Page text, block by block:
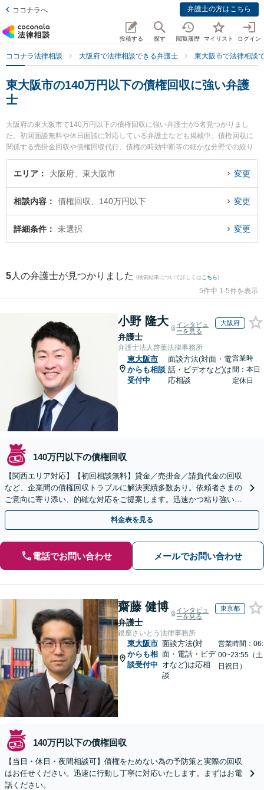
ココナラへ 弁護士の方はこちら
投稿する 探す 閲覧履歴 マイリスト ログイン
ココナラ法律相談 大阪府で法律相談できる弁護士 東大阪市で法律相談
東大阪市の140万円以下の債権回収に強い弁護
士
大阪府の東大阪市で140万円以下の債権回収に強い弁護士が5名見つかりまし
た。初回面談無料や休日面談に対応している弁護士なども掲載中。債権回収に
関係する売掛金回収や債権回収代行、債権の時効中断等の細かな分野での絞り
込み検索もでき便利です。特にはなぞの綜合法律事務所の丸山 和彦弁護士や東
大阪布施法律事務所の中村 雄高弁護士、弁護士法人東大阪総合法律事務所の滝
今すぐに弁護士に相談したい』『140万円以下の債権回収のトラブル解決の実
績豊富な近くの弁護士を検索したい』『初回相談無料で140万円以下の債権回
収を法律相談できる東大阪市内の弁護士に相談予約したい』などでお困りの相
エリア 大阪府、東大阪市 変更
相談内容 債権回収、140万円以下 変更
詳細条件 未選択 変更
5 人の弁護士が見つかりました (検索結果について詳しくは こちら)
5件中 1-5件を表示
小野 隆大
弁護士
インタビュ
ーを見る
大阪府
弁護士法人啓葉法律事務所
東大阪市
からも相談
受付中
面談方法(対面・電
話・ビデオなど)は
応相談
営業時
間：本日
定休日
140万円以下の債権回収
【関西エリア対応】【初回相談無料】貸金／売掛金／請負代金の回収
など、企業間の債権回収トラブルに解決実績多数あり。依頼者さまの
ご意向に寄り添い、的確な対応をご提案します。迅速かつ粘り強い交
渉で、少しでも回収できるよう尽力します【土日祝対応可】
料金表を見る
電話でお問い合わせ メールでお問い合わせ
齋藤 健博
弁護士
インタビュ
ーを見る
東京都
銀座さいとう法律事務所
東大阪市
からも相
談受付中
面談方法(対
面・電話・ビデ
オなど)は応相
談
営業時間：06:
00~23:55（土
日祝日）
140万円以下の債権回収
【当日・休日・夜間相談可】債権をためない為の予防策と実際の回収
はお任せください。迅速に行動し丁寧に対応いたします。まずはお電
話ください。